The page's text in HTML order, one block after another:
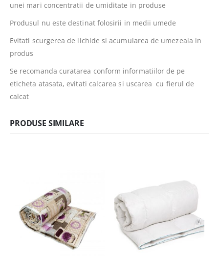
unei mari concentratii de umiditate in produse
Produsul nu este destinat folosirii in medii umede
Evitati scurgerea de lichide si acumularea de umezeala in
produs
Se recomanda curatarea conform informatiilor de pe
eticheta atasata, evitati calcarea si uscarea cu fierul de
calcat
PRODUSE SIMILARE